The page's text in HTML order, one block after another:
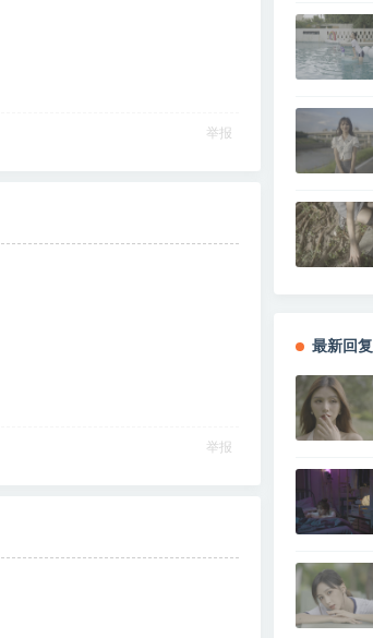
举报
举报
最新回复